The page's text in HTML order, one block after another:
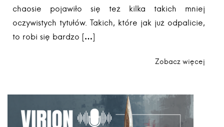
chaosie pojawiło się też kilka takich mniej
oczywistych tytułów. Takich, które jak już odpalicie,
to robi się bardzo […]
Zobacz więcej